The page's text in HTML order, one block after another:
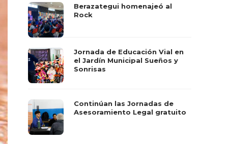
Berazategui homenajeó al
Rock
Jornada de Educación Vial en
el Jardín Municipal Sueños y
Sonrisas
Continúan las Jornadas de
Asesoramiento Legal gratuito